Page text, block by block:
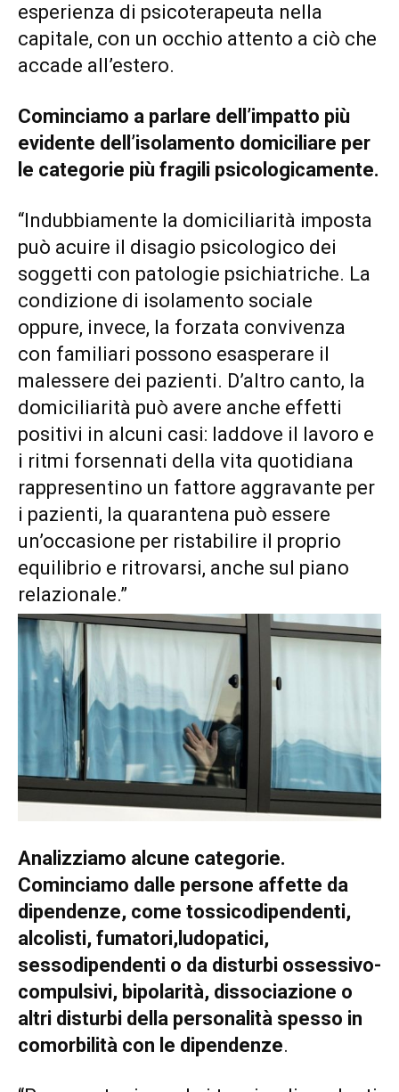
esperienza di psicoterapeuta nella
capitale, con un occhio attento a ciò che
accade all’estero.
Cominciamo a parlare dell’impatto più
evidente dell’isolamento domiciliare per
le categorie più fragili psicologicamente.
“Indubbiamente la domiciliarità imposta
può acuire il disagio psicologico dei
soggetti con patologie psichiatriche. La
condizione di isolamento sociale
oppure, invece, la forzata convivenza
con familiari possono esasperare il
malessere dei pazienti. D’altro canto, la
domiciliarità può avere anche effetti
positivi in alcuni casi: laddove il lavoro e
i ritmi forsennati della vita quotidiana
rappresentino un fattore aggravante per
i pazienti, la quarantena può essere
un’occasione per ristabilire il proprio
equilibrio e ritrovarsi, anche sul piano
relazionale.”
Analizziamo alcune categorie.
Cominciamo dalle persone affette da
dipendenze, come tossicodipendenti,
alcolisti, fumatori,ludopatici,
sessodipendenti o da disturbi ossessivo-
compulsivi, bipolarità, dissociazione o
altri disturbi della personalità spesso in
comorbilità con le dipendenze.